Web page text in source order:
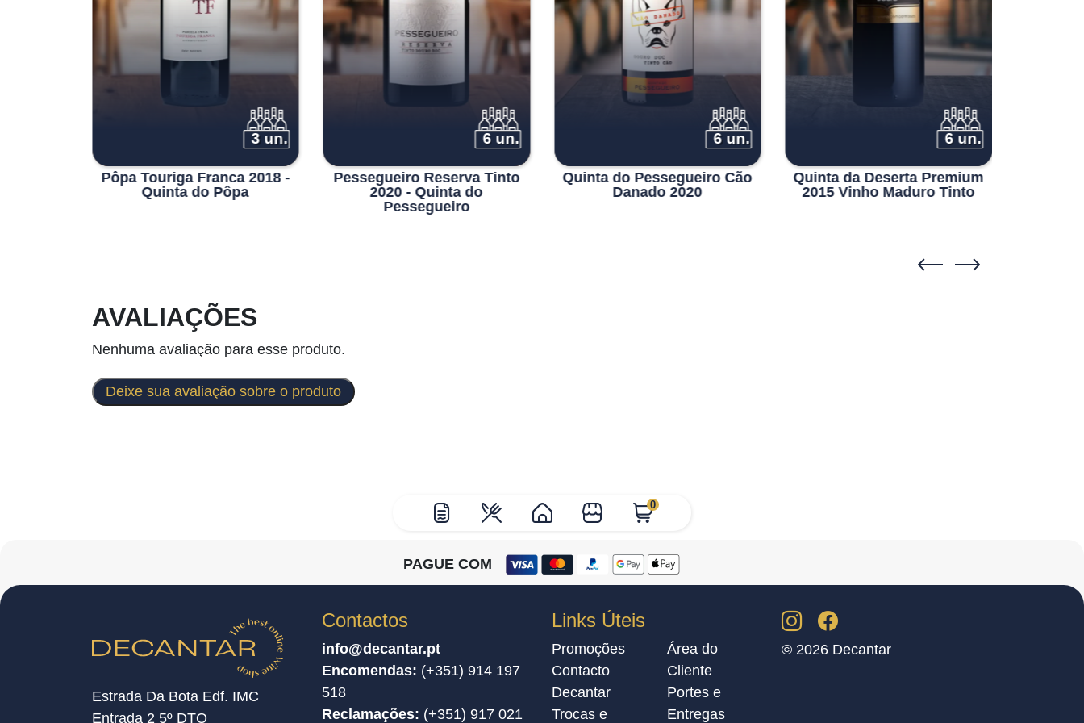
0
3 un.
Pôpa Touriga Franca 2018 -
Quinta do Pôpa
6 un.
Pessegueiro Reserva Tinto
2020 - Quinta do
Pessegueiro
6 un.
Quinta do Pessegueiro Cão
Danado 2020
6 un.
Quinta da Deserta Premium
2015 Vinho Maduro Tinto
AVALIAÇÕES
Nenhuma avaliação para esse produto.
Deixe sua avaliação sobre o produto
PAGUE COM
Estrada Da Bota Edf. IMC
Entrada 2 5º DTO
Contactos
info@decantar.pt
Encomendas: (+351) 914 197
518
Reclamações: (+351) 917 021
Links Úteis
Promoções
Contacto
Decantar
Trocas e
Área do
Cliente
Portes e
Entregas
© 2026 Decantar